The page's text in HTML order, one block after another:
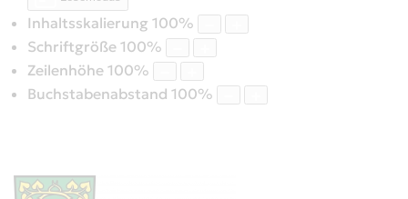
Inhaltsskalierung 100%
Schriftgröße 100%
Zeilenhöhe 100%
Buchstabenabstand 100%